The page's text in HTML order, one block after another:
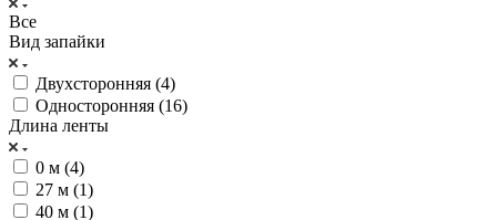
Все
Вид запайки
Двухсторонняя (4)
Односторонняя (16)
Длина ленты
0 м (4)
27 м (1)
40 м (1)